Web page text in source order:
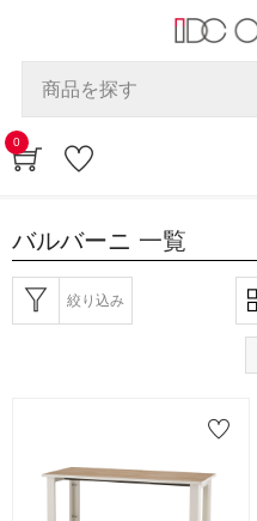
0
バルバーニ 一覧
絞り込み